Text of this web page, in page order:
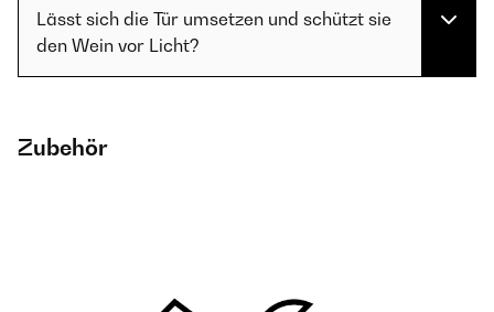
Lässt sich die Tür umsetzen und schützt sie
den Wein vor Licht?
Zubehör